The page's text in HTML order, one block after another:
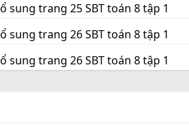
sung trang 25 SBT toán 8 tập 1
sung trang 26 SBT toán 8 tập 1
sung trang 26 SBT toán 8 tập 1